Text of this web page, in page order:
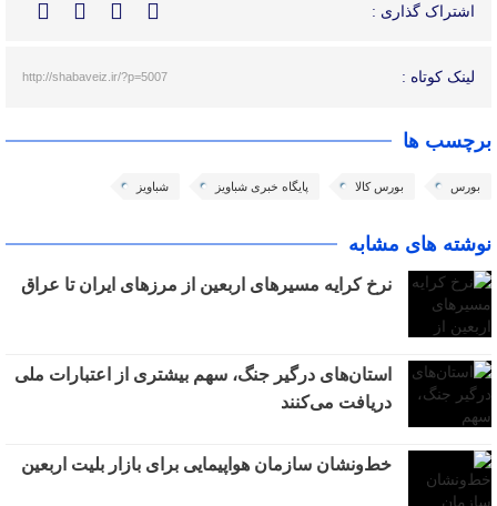
اشتراک گذاری :
لینک کوتاه : http://shabaveiz.ir/?p=5007
برچسب ها
بورس بورس کالا پایگاه خبری شباویز شباویز
نوشته های مشابه
نرخ کرایه مسیرهای اربعین از مرزهای ایران تا عراق
استان‌های درگیر جنگ، سهم بیشتری از اعتبارات ملی
دریافت می‌کنند
خط‌ونشان سازمان هواپیمایی برای بازار بلیت اربعین